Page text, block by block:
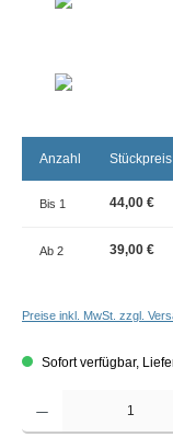
Anzahl Stückpreis
Bis 1 44,00 €
Ab 2 39,00 €
Preise inkl. MwSt. zzgl.
Sofort verfügbar,
Produkt Anzahl: Gib den